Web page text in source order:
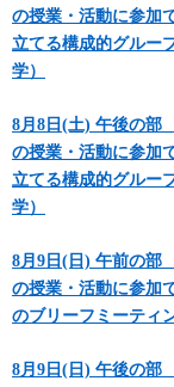
の授業・活動に参加
立てる構成的グルー
学）
8月8日(土) 午後の部
の授業・活動に参加
立てる構成的グルー
学）
8月9日(日) 午前の部
の授業・活動に参加
のブリーフミーティ
8月9日(日) 午後の部